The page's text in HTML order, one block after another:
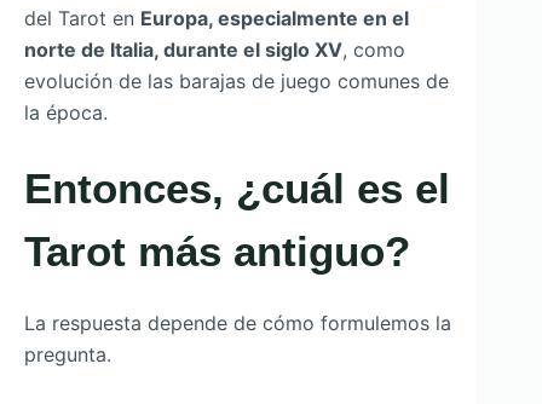
del Tarot en Europa, especialmente en el
norte de Italia, durante el siglo XV, como
evolución de las barajas de juego comunes de
la época.
Entonces, ¿cuál es el
Tarot más antiguo?
La respuesta depende de cómo formulemos la
pregunta.